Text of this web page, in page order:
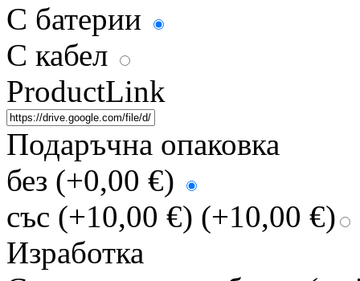
С батерии
С кабел
ProductLink
Подаръчна опаковка
без (+0,00 €)
със (+10,00 €) (+10,00 €)
Изработка